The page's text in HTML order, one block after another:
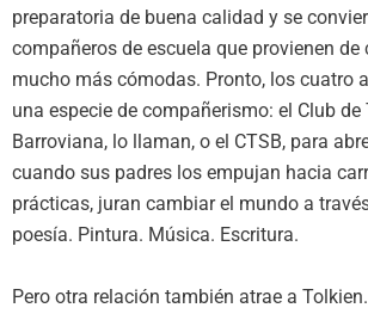
preparatoria de buena calidad y se
compañeros de escuela que provienen
mucho más cómodas. Pronto, los cuatro
una especie de compañerismo: el Club de
Barroviana, lo llaman, o el CTSB, para
cuando sus padres los empujan hacia
prácticas, juran cambiar el mundo a
poesía. Pintura. Música. Escritura.
Pero otra relación también atrae a